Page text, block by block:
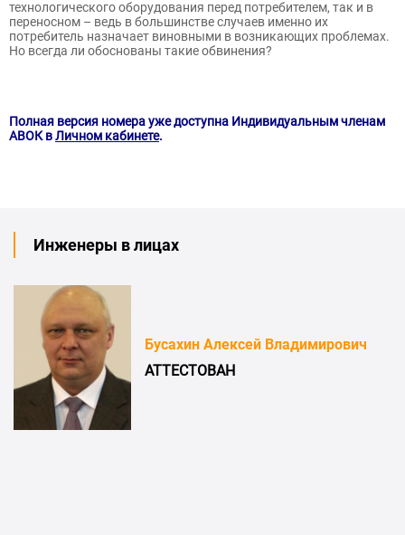
технологического оборудования перед потребителем, так и в
переносном – ведь в большинстве случаев именно их
потребитель назначает виновными в возникающих проблемах.
Но всегда ли обоснованы такие обвинения?
Полная версия номера уже доступна Индивидуальным членам
АВОК вЛичном кабинете.
Инженеры в лицах
Бусахин Алексей Владимирович
АТТЕСТОВАН